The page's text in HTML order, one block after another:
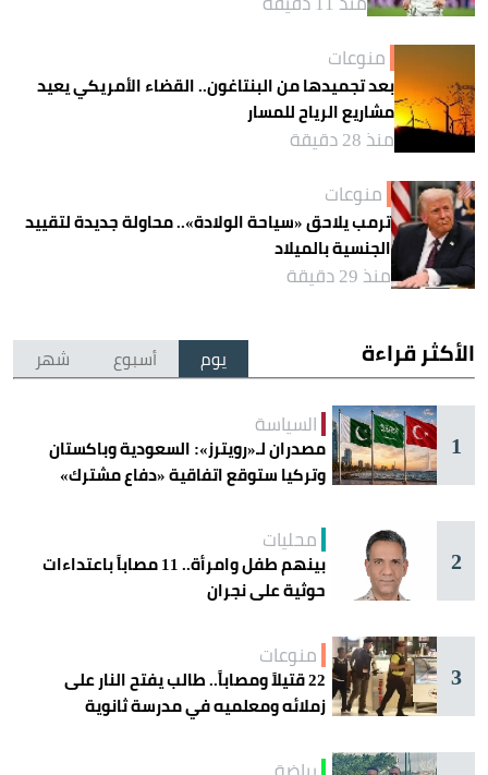
منوعات
بعد تجميدها من البنتاغون.. القضاء الأمريكي يعيد
مشاريع الرياح للمسار
منذ 28 دقيقة
منوعات
ترمب يلاحق «سياحة الولادة».. محاولة جديدة لتقييد
الجنسية بالميلاد
منذ 29 دقيقة
الأكثر قراءة يوم أسبوع شهر
1
السياسة
مصدران لـ«رويترز»: السعودية وباكستان
وتركيا ستوقع اتفاقية «دفاع مشترك»
2
محليات
بينهم طفل وامرأة.. 11 مصاباً باعتداءات
حوثية على نجران
3
منوعات
22 قتيلاً ومصاباً.. طالب يفتح النار على
زملائه ومعلميه في مدرسة ثانوية